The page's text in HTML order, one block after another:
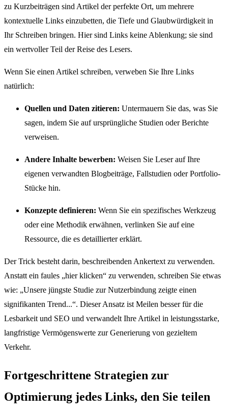
zu Kurzbeiträgen sind Artikel der perfekte Ort, um mehrere
kontextuelle Links einzubetten, die Tiefe und Glaubwürdigkeit in
Ihr Schreiben bringen. Hier sind Links keine Ablenkung; sie sind
ein wertvoller Teil der Reise des Lesers.
Wenn Sie einen Artikel schreiben, verweben Sie Ihre Links
natürlich:
Quellen und Daten zitieren: Untermauern Sie das, was Sie
sagen, indem Sie auf ursprüngliche Studien oder Berichte
verweisen.
Andere Inhalte bewerben: Weisen Sie Leser auf Ihre
eigenen verwandten Blogbeiträge, Fallstudien oder Portfolio-
Stücke hin.
Konzepte definieren: Wenn Sie ein spezifisches Werkzeug
oder eine Methodik erwähnen, verlinken Sie auf eine
Ressource, die es detaillierter erklärt.
Der Trick besteht darin, beschreibenden Ankertext zu verwenden.
Anstatt ein faules „hier klicken“ zu verwenden, schreiben Sie etwas
wie: „Unsere jüngste Studie zur Nutzerbindung zeigte einen
signifikanten Trend...“. Dieser Ansatz ist Meilen besser für die
Lesbarkeit und SEO und verwandelt Ihre Artikel in leistungsstarke,
langfristige Vermögenswerte zur Generierung von gezieltem
Verkehr.
Fortgeschrittene Strategien zur
Optimierung jedes Links, den Sie teilen